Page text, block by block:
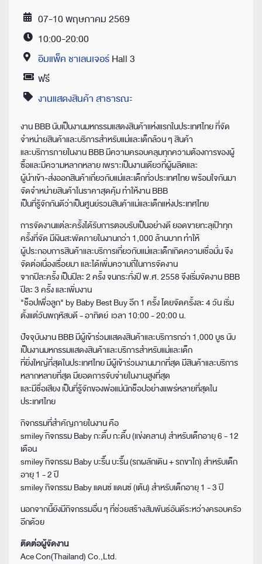
Date07-10 พฤษภาคม 2569
Time10:00-20:00
Location
อิมแพ็ค ชาเลนเจอร์Hall 3
Priceฟรี
Category
งานแสดงสินค้า สาธารณะ
งาน BBB นับเป็นงานมหกรรมแสดงสินค้าแห่งแรกในประเทศไทย ที่จัด
จำหน่ายสินค้าและบริการสำหรับแม่และเด็กล้วน ๆ สินค้า
และบริการภายในงาน BBB มีความครอบคลุมทุกความต้องการของผู้
ซื้อและมีความหลากหลาย เพราะเป็นงานเดียวที่ผู้ผลิตและ
ผู้นำเข้า-ส่งออกสินค้าเกี่ยวกับแม่และเด็กทั่วประเทศไทย พร้อมใจกันมา
จัดจำหน่ายสินค้าในราคาสุดคุ้ม ทำให้งาน BBB
เป็นที่รู้จักกันดีว่าเป็นศูนย์รวมสินค้าแม่และเด็กแห่งประเทศไทย
การจัดงานแต่ละครั้งได้รับการตอบรับเป็นอย่างดี ยอดขายทะลุเป้าทุก
ครั้งที่จัด มีเงินสะพัดภายในงานกว่า 1,000 ล้านบาท ทำให้
ผู้ประกอบการสินค้าและบริการเกี่ยวกับแม่และเด็กเกิดความเชื่อมั่น จึง
จัดต่อเนื่องเรื่อยมา และได้เพิ่มความถี่ในการจัดงาน
จากปีละครั้ง เป็นปีละ 2 ครั้ง จนกระทั่งปี พ.ศ. 2558 จึงเริ่มจัดงาน BBB
ปีละ 3 ครั้ง และเพิ่มงาน
"ช็อปเพื่อลูก" by Baby Best Buy อีก 1 ครั้ง โดยจัดครั้งละ 4 วัน เริ่ม
ตั้งแต่วันพฤหัสบดี - อาทิตย์ เวลา 10:00 - 20:00 น.
ปัจจุบันงาน BBB มีผู้เข้าร่วมแสดงสินค้าและบริการกว่า 1,000 บูธ นับ
เป็นงานมหกรรมแสดงสินค้าและบริการสำหรับแม่และเด็ก
ที่ยิ่งใหญ่ที่สุดในประเทศไทย มีผู้เข้าร่วมงานมากที่สุด มีสินค้าและบริการ
หลากหลายที่สุด มียอดการจับจ่ายในงานสูงที่สุด
และมีชื่อเสียง เป็นที่รู้จักของพ่อแม่นักช็อปอย่างแพร่หลายที่สุดใน
ประเทศไทย
กิจกรรมที่สำคัญภายในงาน คือ
smiley กิจกรรม Baby กะดึ๊บ กะดึ๊บ (แข่งคลาน) สำหรับเด็กอายุ 6 - 12
เดือน
smiley กิจกรรม Baby บะรื๊น บะรื๊น (รถผลักเดิน + รถขาไถ) สำหรับเด็ก
อายุ 1 - 2 ปี
smiley กิจกรรม Baby แดนซ์ แดนซ์ (เต้น) สำหรับเด็กอายุ 1 - 3 ปี
นอกจากนี้ยังมีกิจกรรมอื่น ๆ ที่ช่วยสร้างสัมพันธ์อันดีระหว่างครอบครัว
อีกด้วย
ติดต่อผู้จัดงาน
Ace Con(Thailand) Co.,Ltd.